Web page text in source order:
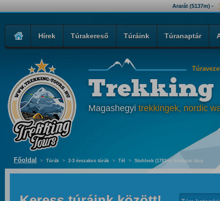
Ararát (5137m) -
Hírek Túrakereső Túráink Túranaptár
Trekking
Magashegyi trekkingek, nordic
Főoldal > Túrák > 2-3 évszakos túrák > Tél > Stuhleck (1782m) hótalpas túra